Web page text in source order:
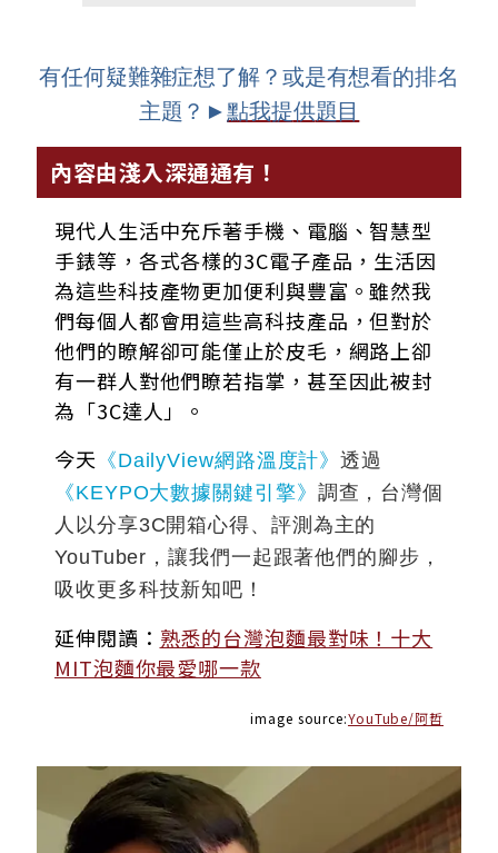
有任何疑難雜症想了解？或是有想看的排名
主題？ ►點我提供題目
內容由淺入深通通有！
現代人生活中充斥著手機、電腦、智慧型
手錶等，各式各樣的3C電子產品，生活因
為這些科技產物更加便利與豐富。雖然我
們每個人都會用這些高科技產品，但對於
他們的瞭解卻可能僅止於皮毛，網路上卻
有一群人對他們瞭若指掌，甚至因此被封
為「3C達人」。
今天 《DailyView網路溫度計》透過
《KEYPO大數據關鍵引擎》 調查，台灣個
人以分享3C開箱心得、評測為主的
YouTuber，讓我們一起跟著他們的腳步，
吸收更多科技新知吧！
延伸閱讀： 熟悉的台灣泡麵最對味！十大
MIT泡麵你最愛哪一款
image source:YouTube/阿哲